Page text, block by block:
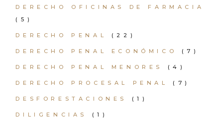
DERECHO OFICINAS DE FARMACIA
(5)
DERECHO PENAL (22)
DERECHO PENAL ECONÓMICO (7)
DERECHO PENAL MENORES (4)
DERECHO PROCESAL PENAL (7)
DESFORESTACIONES (1)
DILIGENCIAS (1)